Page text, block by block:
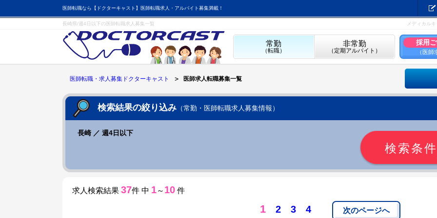
医師転職なら【ドクターキャスト】医師転職求人・アルバイト募集満載！
長崎県/週4日以下の医師転職求人募集一覧 メディカル
常勤
（転職）
非常勤
（定期アルバイト）
採用
（医
医師転職・求人募集ドクターキャスト 医師求人転職募集一覧
検索結果の絞り込み （常勤・医師転職求人募集情報）
長崎 ／ 週4日以下
検索条
求人検索結果 37件 中 1～ 10 件
1 2 3 4 次のページへ